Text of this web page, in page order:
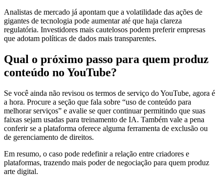
Analistas de mercado já apontam que a volatilidade das ações de
gigantes de tecnologia pode aumentar até que haja clareza
regulatória. Investidores mais cautelosos podem preferir empresas
que adotam políticas de dados mais transparentes.
Qual o próximo passo para quem produz
conteúdo no YouTube?
Se você ainda não revisou os termos de serviço do YouTube, agora é
a hora. Procure a seção que fala sobre “uso de conteúdo para
melhorar serviços” e avalie se quer continuar permitindo que suas
faixas sejam usadas para treinamento de IA. Também vale a pena
conferir se a plataforma oferece alguma ferramenta de exclusão ou
de gerenciamento de direitos.
Em resumo, o caso pode redefinir a relação entre criadores e
plataformas, trazendo mais poder de negociação para quem produz
arte digital.